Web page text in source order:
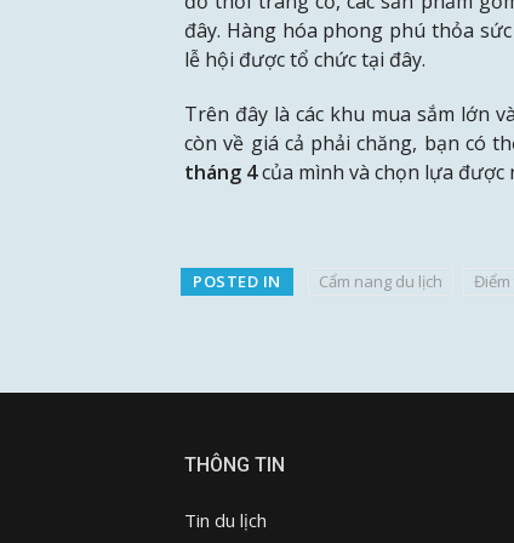
đây. Hàng hóa phong phú thỏa
lễ hội được tổ chức tại đây.
Trên đây là các khu mua sắm lớn
còn về giá cả phải chăng, bạn có
tháng 4của mình và chọn lựa được
POSTED IN Cẩm nang du lịch Điểm
THÔNG TIN
Tin du lịch